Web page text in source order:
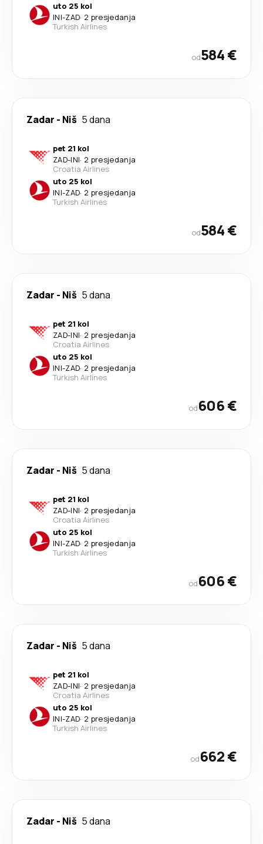
uto 25 kol
INI-ZAD· 2 presjedanja
Turkish Airlines
od584 €
Zadar - Niš 5 dana
pet 21 kol
ZAD-INI· 2 presjedanja
Croatia Airlines
uto 25 kol
INI-ZAD· 2 presjedanja
Turkish Airlines
od584 €
Zadar - Niš 5 dana
pet 21 kol
ZAD-INI· 2 presjedanja
Croatia Airlines
uto 25 kol
INI-ZAD· 2 presjedanja
Turkish Airlines
od606 €
Zadar - Niš 5 dana
pet 21 kol
ZAD-INI· 2 presjedanja
Croatia Airlines
uto 25 kol
INI-ZAD· 2 presjedanja
Turkish Airlines
od606 €
Zadar - Niš 5 dana
pet 21 kol
ZAD-INI· 2 presjedanja
Croatia Airlines
uto 25 kol
INI-ZAD· 2 presjedanja
Turkish Airlines
od662 €
Zadar - Niš 5 dana